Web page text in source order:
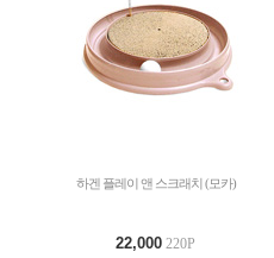
하겐 플레이 앤 스크래치 (모카)
22,000 220P